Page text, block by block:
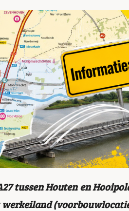
tussen Houten en